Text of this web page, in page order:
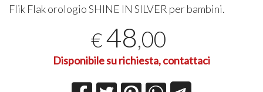
Flik Flak orologioSHINE INSILVER per bambini.
€48,00
Disponibile su richiesta, contattaci